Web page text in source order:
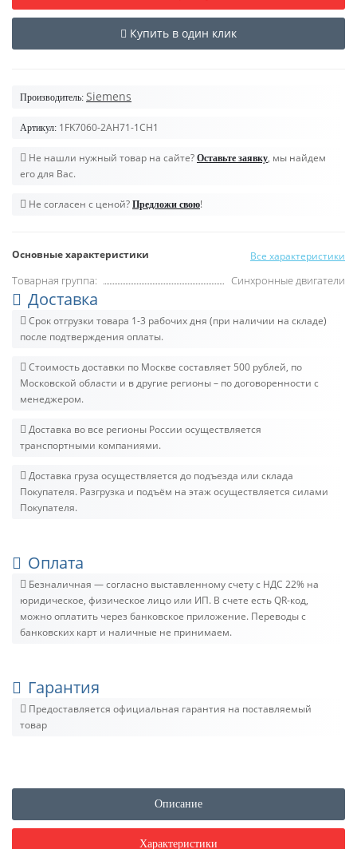
Купить в один клик
Производитель: Siemens
Артикул: 1FK7060-2AH71-1CH1
Не нашли нужный товар на сайте? Оставьте заявку, мы найдем
его для Вас.
Не согласен с ценой? Предложи свою!
Основные характеристики Все характеристики
Товарная группа: Синхронные двигатели
Доставка
Срок отгрузки товара 1-3 рабочих дня (при наличии на складе)
после подтверждения оплаты.
Стоимость доставки по Москве составляет 500 рублей, по
Московской области и в другие регионы – по договоренности с
менеджером.
Доставка во все регионы России осуществляется
транспортными компаниями.
Доставка груза осуществляется до подъезда или склада
Покупателя. Разгрузка и подъём на этаж осуществляется силами
Покупателя.
Оплата
Безналичная — согласно выставленному счету c НДС 22% на
юридическое, физическое лицо или ИП. В счете есть QR-код,
можно оплатить через банковское приложение. Переводы с
банковских карт и наличные не принимаем.
Гарантия
Предоставляется официальная гарантия на поставляемый
товар
Описание
Характеристики